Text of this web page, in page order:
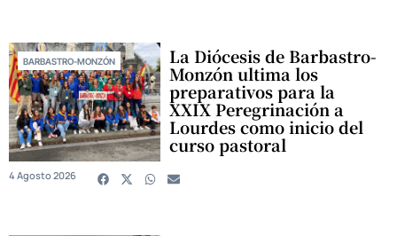
BARBASTRO-MONZÓN La Diócesis de Barbastro-
Monzón ultima los
preparativos para la
XXIX Peregrinación a
Lourdes como inicio del
curso pastoral
4 Agosto 2026